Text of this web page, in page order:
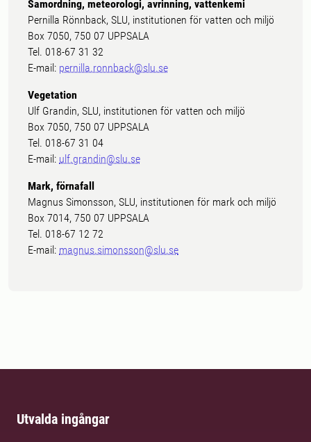
Samordning, meteorologi, avrinning, vattenkemi
Pernilla Rönnback, SLU, institutionen för vatten och miljö
Box 7050, 750 07 UPPSALA
Tel. 018-67 31 32
E-mail: pernilla.ronnback@slu.se
Vegetation
Ulf Grandin, SLU, institutionen för vatten och miljö
Box 7050, 750 07 UPPSALA
Tel. 018-67 31 04
E-mail: ulf.grandin@slu.se
Mark, förnafall
Magnus Simonsson, SLU, institutionen för mark och miljö
Box 7014, 750 07 UPPSALA
Tel. 018-67 12 72
E-mail: magnus.simonsson@slu.se
Utvalda ingångar